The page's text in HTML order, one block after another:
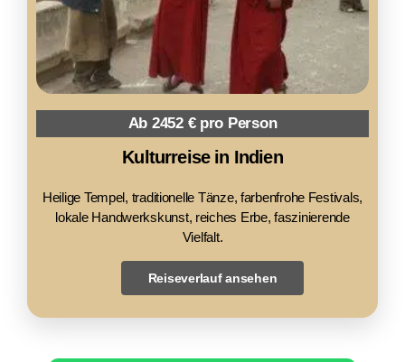
Ab 2452 € pro Person
Kulturreise in Indien
Heilige Tempel, traditionelle Tänze, farbenfrohe Festivals,
lokale Handwerkskunst, reiches Erbe, faszinierende
Vielfalt.
Reiseverlauf ansehen